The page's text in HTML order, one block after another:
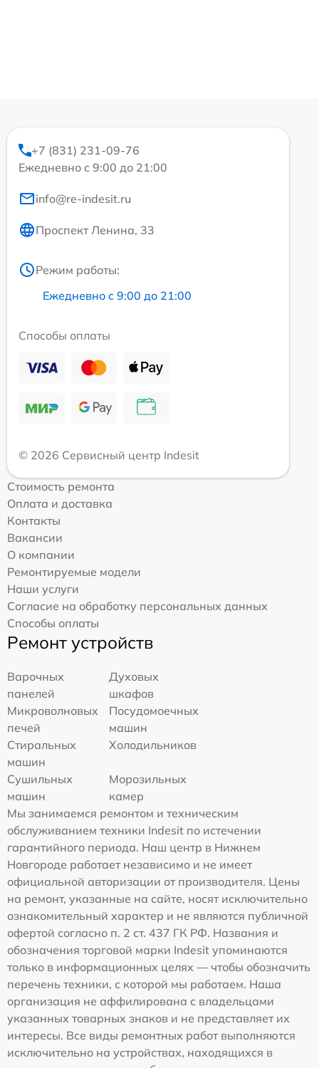
+7 (831) 231-09-76
Ежедневно с 9:00 до 21:00
info@re-indesit.ru
Проспект Ленина, 33
Режим работы:
Ежедневно с 9:00 до 21:00
Способы оплаты
© 2026 Сервисный центр Indesit
Стоимость ремонта
Оплата и доставка
Контакты
Вакансии
О компании
Ремонтируемые модели
Наши услуги
Согласие на обработку персональных данных
Способы оплаты
Ремонт устройств
Варочных
панелей
Духовых
шкафов
Микроволновых
печей
Посудомоечных
машин
Стиральных
машин
Холодильников
Сушильных
машин
Морозильных
камер
Мы занимаемся ремонтом и техническим
обслуживанием техники Indesit по истечении
гарантийного периода. Наш центр в Нижнем
Новгороде работает независимо и не имеет
официальной авторизации от производителя. Цены
на ремонт, указанные на сайте, носят исключительно
ознакомительный характер и не являются публичной
офертой согласно п. 2 ст. 437 ГК РФ. Названия и
обозначения торговой марки Indesit упоминаются
только в информационных целях — чтобы обозначить
перечень техники, с которой мы работаем. Наша
организация не аффилирована с владельцами
указанных товарных знаков и не представляет их
интересы. Все виды ремонтных работ выполняются
исключительно на устройствах, находящихся в